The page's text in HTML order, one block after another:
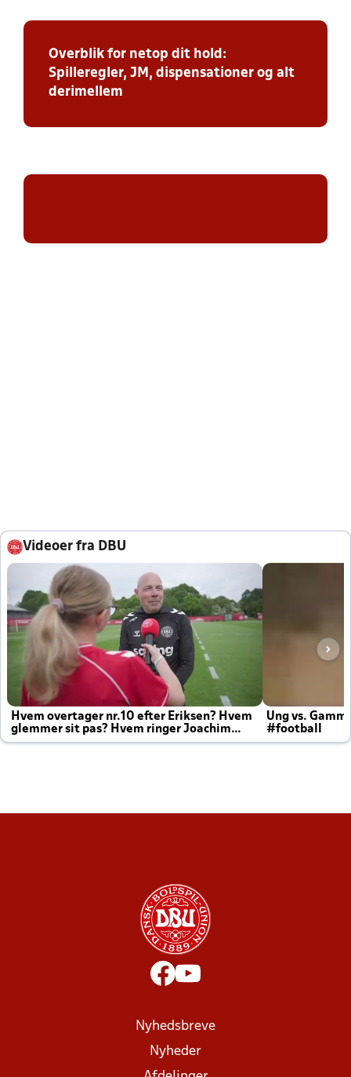
Overblik for netop dit hold:
Spilleregler, JM, dispensationer og alt
derimellem
Videoer fra DBU
Hvem overtager nr.10 efter Eriksen? Hvem
glemmer sit pas? Hvem ringer Joachim
altid til efter kampe?
Ung vs.
#football
Nyhedsbreve
Nyheder